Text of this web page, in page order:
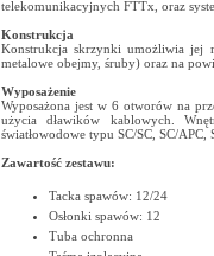
telekomunikacyjnych FTTx, oraz
Konstrukcja
Konstrukcja skrzynki umożliwia jej
metalowe obejmy, śruby) oraz na
Wyposażenie
Wyposażona jest w 6 otworów na
użycia dławików kablowych.
światłowodowe typu SC/SC, SC/
Zawartość zestawu:
Tacka spawów: 12/24
Osłonki spawów: 12
Tuba ochronna